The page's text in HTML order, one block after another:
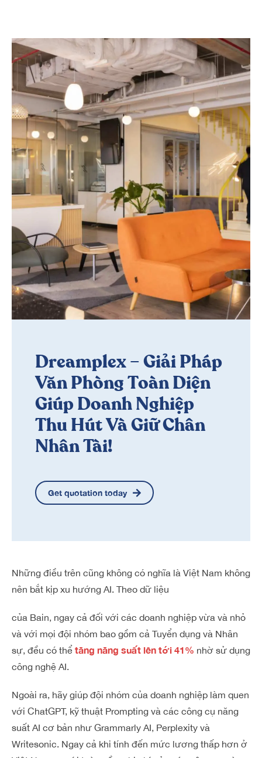
Dreamplex – Giải Pháp
Văn Phòng Toàn Diện
Giúp Doanh Nghiệp
Thu Hút Và Giữ Chân
Nhân Tài!
Get quotation today
Những điều trên cũng không có nghĩa là Việt Nam không
nên bắt kịp xu hướng AI. Theo dữ liệu
của Bain, ngay cả đối với các doanh nghiệp vừa và nhỏ
và với mọi đội nhóm bao gồm cả Tuyển dụng và Nhân
sự, đều có thể tăng năng suất lên tới 41% nhờ sử dụng
công nghệ AI.
Ngoài ra, hãy giúp đội nhóm của doanh nghiệp làm quen
với ChatGPT, kỹ thuật Prompting và các công cụ năng
suất AI cơ bản như Grammarly AI, Perplexity và
Writesonic. Ngay cả khi tính đến mức lương thấp hơn ở